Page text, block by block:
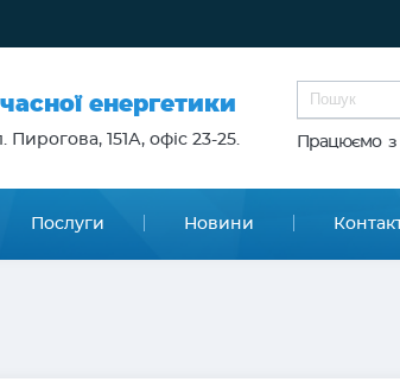
енергетики
Пирогова, 151А, офіс 23-25. Працюємо з
Послуги Новини